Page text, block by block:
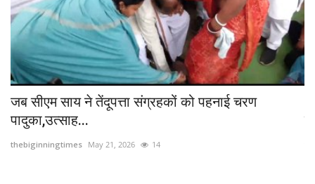
जब सीएम साय ने तेंदूपत्ता संग्रहकों को पहनाई चरण
पादुका,उत्साह...
thebiginningtimes May 21, 2026 14